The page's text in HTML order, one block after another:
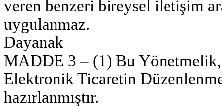
veren benzeri bireysel iletişim
uygulanmaz.
Dayanak
MADDE 3 – (1) Bu
Elektronik Ticaretin
hazırlanmıştır.